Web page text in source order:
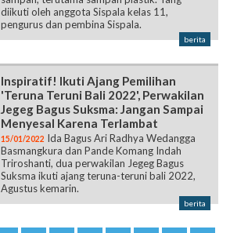
diikuti oleh anggota Sispala kelas 11,
pengurus dan pembina Sispala.
berita
Inspiratif! Ikuti Ajang Pemilihan
'Teruna Teruni Bali 2022', Perwakilan
Jegeg Bagus Suksma: Jangan Sampai
Menyesal Karena Terlambat
15/01/2022 Ida Bagus Ari Radhya Wedangga
Basmangkura dan Pande Komang Indah
Triroshanti, dua perwakilan Jegeg Bagus
Suksma ikuti ajang teruna-teruni bali 2022,
Agustus kemarin.
berita